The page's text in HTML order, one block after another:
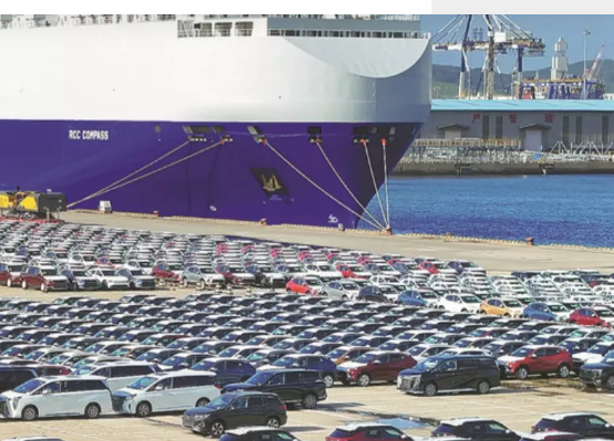
Español
Português
عربي
kiswahili